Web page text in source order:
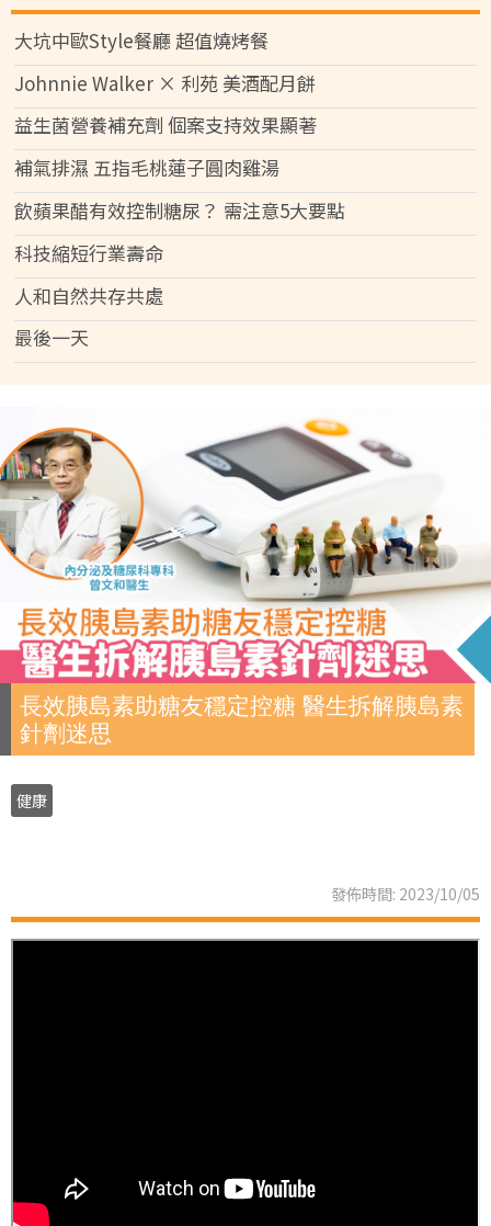
大坑中歐Style餐廳 超值燒烤餐
Johnnie Walker × 利苑 美酒配月餅
益生菌營養補充劑 個案支持效果顯著
補氣排濕 五指毛桃蓮子圓肉雞湯
飲蘋果醋有效控制糖尿？ 需注意5大要點
科技縮短行業壽命
人和自然共存共處
最後一天
長效胰島素助糖友穩定控糖 醫生拆解胰島素
針劑迷思
健康
發佈時間: 2023/10/05